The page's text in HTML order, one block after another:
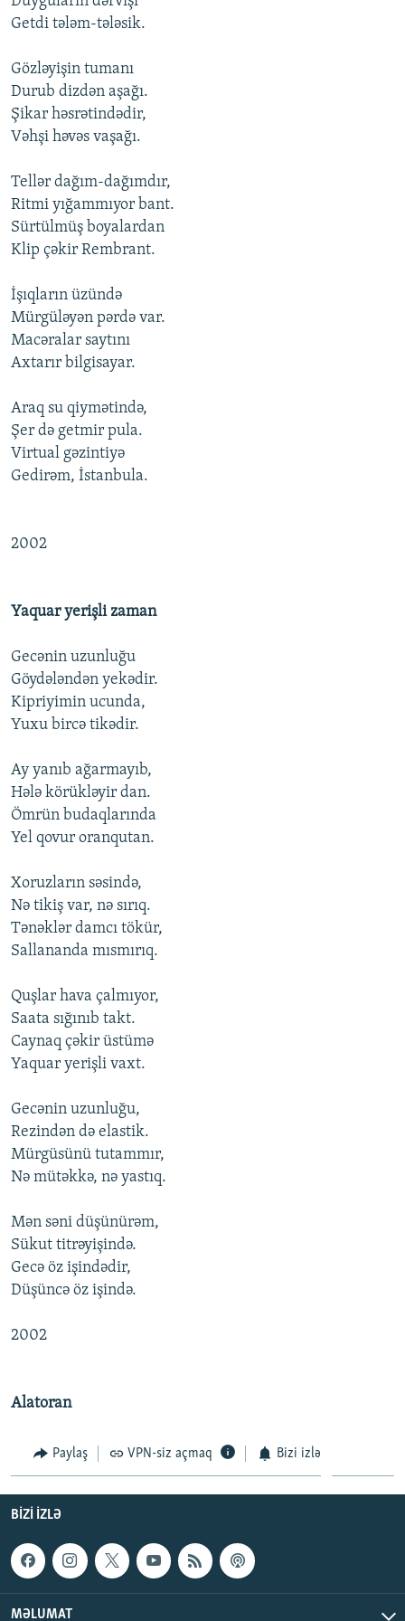
Getdi tələm-tələsik.
Gözləyişin tumanı
Durub dizdən aşağı.
Şikar həsrətindədir,
Vəhşi həvəs vaşağı.
Tellər dağım-dağımdır,
Ritmi yığammıyor bant.
Sürtülmüş boyalardan
Klip çəkir Rembrant.
İşıqların üzündə
Mürgüləyən pərdə var.
Macəralar saytını
Axtarır bilgisayar.
Araq su qiymətində,
Şer də getmir pula.
Virtual gəzintiyə
Gedirəm, İstanbula.
2002
Yaquar yerişli zaman
Gecənin uzunluğu
Göydələndən yekədir.
Kipriyimin ucunda,
Yuxu bircə tikədir.
Ay yanıb ağarmayıb,
Hələ körükləyir dan.
Ömrün budaqlarında
Yel qovur oranqutan.
Xoruzların səsində,
Nə tikiş var, nə sırıq.
Tənəklər damcı tökür,
Sallananda mısmırıq.
Quşlar hava çalmıyor,
Saata sığınıb takt.
Caynaq çəkir üstümə
Yaquar yerişli vaxt.
Gecənin uzunluğu,
Rezindən də elastik.
Mürgüsünü tutammır,
Nə mütəkkə, nə yastıq.
Mən səni düşünürəm,
Sükut titrəyişində.
Gecə öz işindədir,
Düşüncə öz işində.
2002
Alatoran
Paylaş VPN-siz açmaq Bizi izlə
BIZI IZLƏ
MƏLUMAT